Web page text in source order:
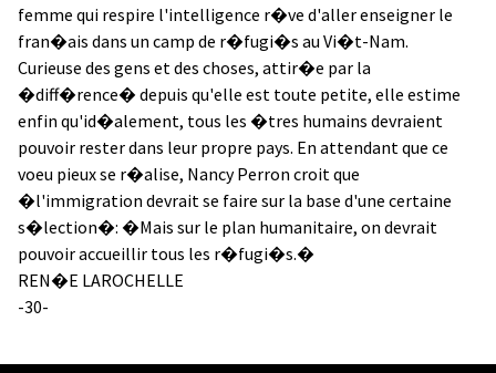
femme qui respire l'intelligence r�ve d'aller enseigner le
fran�ais dans un camp de r�fugi�s au Vi�t-Nam.
Curieuse des gens et des choses, attir�e par la
�diff�rence� depuis qu'elle est toute petite, elle estime
enfin qu'id�alement, tous les �tres humains devraient
pouvoir rester dans leur propre pays. En attendant que ce
voeu pieux se r�alise, Nancy Perron croit que
�l'immigration devrait se faire sur la base d'une certaine
s�lection�: �Mais sur le plan humanitaire, on devrait
pouvoir accueillir tous les r�fugi�s.�
REN�E LAROCHELLE
-30-